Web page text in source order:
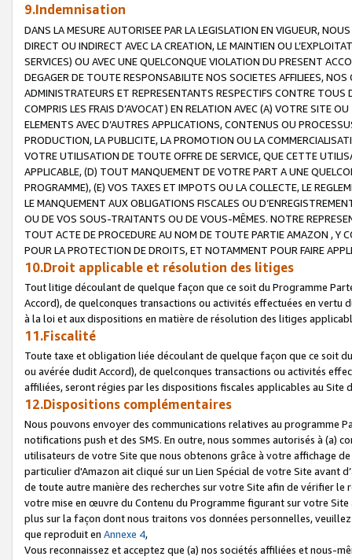
9.Indemnisation
DANS LA MESURE AUTORISEE PAR LA LEGISLATION EN VIGUEUR,
DIRECT OU INDIRECT AVEC LA CREATION, LE MAINTIEN OU
SERVICES) OU AVEC UNE QUELCONQUE VIOLATION DU PRESENT
DEGAGER DE TOUTE RESPONSABILITE NOS SOCIETES AFFILIEES,
ADMINISTRATEURS ET REPRESENTANTS RESPECTIFS CONTRE
COMPRIS LES FRAIS D’AVOCAT) EN RELATION AVEC (A) VOTRE SITE
ELEMENTS AVEC D’AUTRES APPLICATIONS, CONTENUS OU
PRODUCTION, LA PUBLICITE, LA PROMOTION OU LA
VOTRE UTILISATION DE TOUTE OFFRE DE SERVICE, QUE CETTE
APPLICABLE, (D) TOUT MANQUEMENT DE VOTRE PART A UNE
PROGRAMME), (E) VOS TAXES ET IMPOTS OU LA COLLECTE, LE
LE MANQUEMENT AUX OBLIGATIONS FISCALES OU
OU DE VOS SOUS-TRAITANTS OU DE VOUS-MÊMES. NOTRE
TOUT ACTE DE PROCEDURE AU NOM DE TOUTE PARTIE AMAZON , Y
POUR LA PROTECTION DE DROITS, ET NOTAMMENT POUR FAIRE
10.Droit applicable et résolution des litiges
Tout litige découlant de quelque façon que ce soit du Programme
Accord), de quelconques transactions ou activités effectuées en vertu
à la loi et aux dispositions en matière de résolution des litiges
11.Fiscalité
Toute taxe et obligation liée découlant de quelque façon que ce soit
ou avérée dudit Accord), de quelconques transactions ou activités
affiliées, seront régies par les dispositions fiscales applicables au Site
12.Dispositions complémentaires
Nous pouvons envoyer des communications relatives au programme
notifications push et des SMS. En outre, nous sommes autorisés à
utilisateurs de votre Site que nous obtenons grâce à votre affichage
particulier d'Amazon ait cliqué sur un Lien Spécial de votre Site avant
de toute autre manière des recherches sur votre Site afin de vérifier
votre mise en œuvre du Contenu du Programme figurant sur votre
plus sur la façon dont nous traitons vos données personnelles,
que reproduit en Annexe 4,
Vous reconnaissez et acceptez que (a) nos sociétés affiliées et nous-